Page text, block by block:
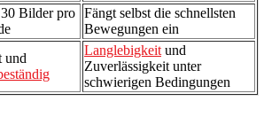
Bilder pro Fängt selbst die schnellsten
Bewegungen ein
und
Langlebigkeit und
Zuverlässigkeit unter
schwierigen Bedingungen